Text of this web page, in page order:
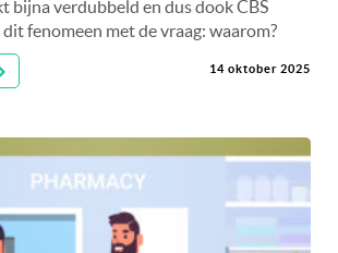
bijna verdubbeld en dus dook CBS
dit fenomeen met de vraag: waarom?
14 oktober 2025